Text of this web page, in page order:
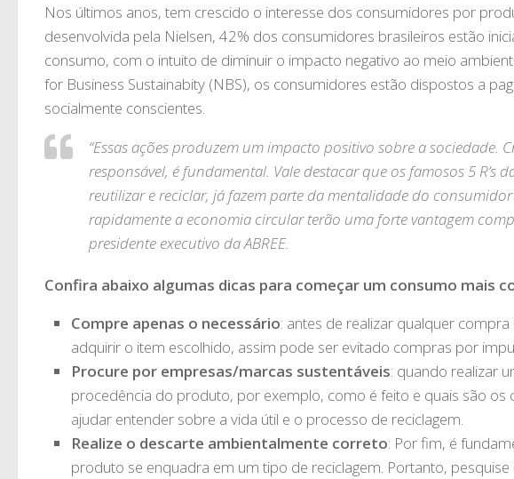
Nos últimos anos, tem crescido o interesse dos consumidores por
desenvolvida pela Nielsen, 42% dos consumidores brasileiros estão
consumo, com o intuito de diminuir o impacto negativo ao meio
for Business Sustainabity (NBS), os consumidores estão dispostos a
socialmente conscientes.
“Essas ações produzem um impacto positivo sobre a sociedade.
responsável, é fundamental. Vale destacar que os famosos 5 R’s
reutilizar e reciclar, já fazem parte da mentalidade do
rapidamente a economia circular terão uma forte vantagem
presidente executivo da ABREE.
Confira abaixo algumas dicas para começar um consumo mais
Compre apenas o necessário: antes de realizar qualquer
adquirir o item escolhido, assim pode ser evitado compras por
Procure por empresas/marcas sustentáveis: quando realizar
procedência do produto, por exemplo, como é feito e quais são os
ajudar entender sobre a vida útil e o processo de reciclagem.
Realize o descarte ambientalmente correto: Por fim, é
produto se enquadra em um tipo de reciclagem. Portanto,